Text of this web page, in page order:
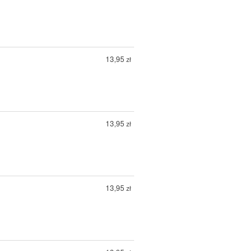
13,95 zł
13,95 zł
13,95 zł